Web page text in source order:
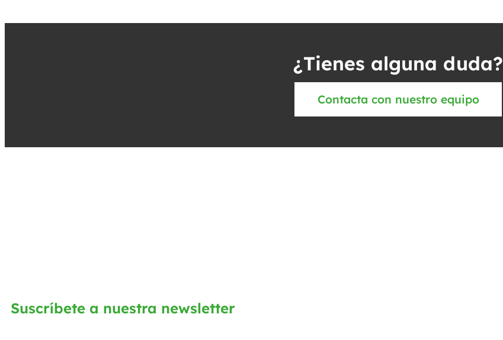
¿Tienes alguna duda?
Contacta con nuestro equipo
Suscríbete a nuestra newsletter